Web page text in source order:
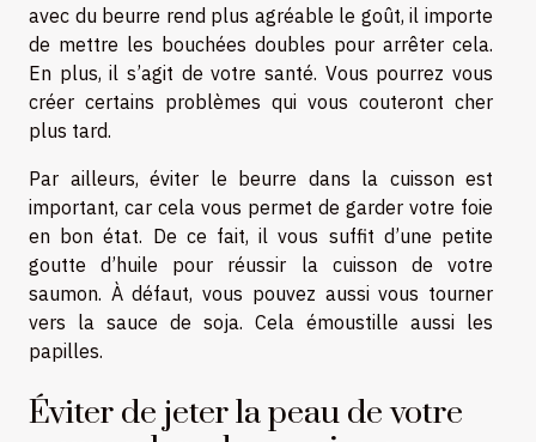
avec du beurre rend plus agréable le goût, il importe
de mettre les bouchées doubles pour arrêter cela.
En plus, il s’agit de votre santé. Vous pourrez vous
créer certains problèmes qui vous couteront cher
plus tard.
Par ailleurs, éviter le beurre dans la cuisson est
important, car cela vous permet de garder votre foie
en bon état. De ce fait, il vous suffit d’une petite
goutte d’huile pour réussir la cuisson de votre
saumon. À défaut, vous pouvez aussi vous tourner
vers la sauce de soja. Cela émoustille aussi les
papilles.
Éviter de jeter la peau de votre